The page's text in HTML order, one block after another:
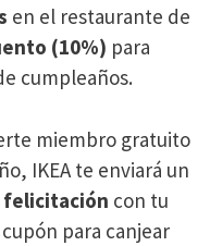
en el restaurante de
(10%) para
cumpleaños​.
miembro gratuito
IKEA te enviará un
felicitación con tu
para canjear